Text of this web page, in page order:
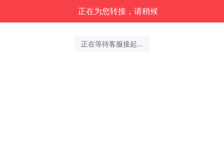
正在为您转接，请稍候
正在等待客服接起...